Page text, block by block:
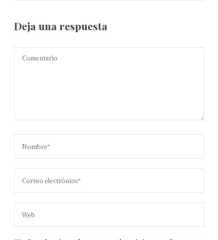
Deja una respuesta